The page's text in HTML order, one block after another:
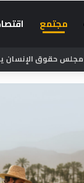
مجتمع
مجلس حقوق الإنسان